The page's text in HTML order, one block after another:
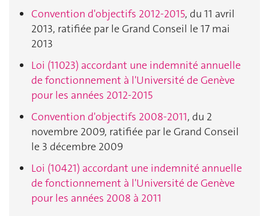
Convention d'objectifs 2012-2015, du 11 avril
2013, ratifiée par le Grand Conseil le 17 mai
2013
Loi (11023) accordant une indemnité annuelle
de fonctionnement à l'Université de Genève
pour les années 2012-2015
Convention d'objectifs 2008-2011, du 2
novembre 2009, ratifiée par le Grand Conseil
le 3 décembre 2009
Loi (10421) accordant une indemnité annuelle
de fonctionnement à l'Université de Genève
pour les années 2008 à 2011